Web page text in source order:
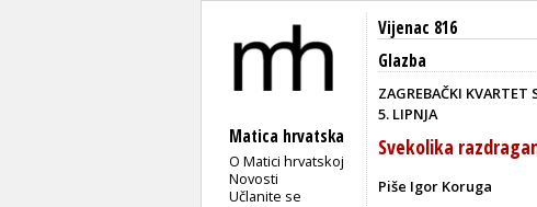
Matica hrvatska
O Matici hrvatskoj
Novosti
Učlanite se
Vijenac 816
Glazba
ZAGREBAČKI
5. LIPNJA
Svekolika
Piše Igor Koruga